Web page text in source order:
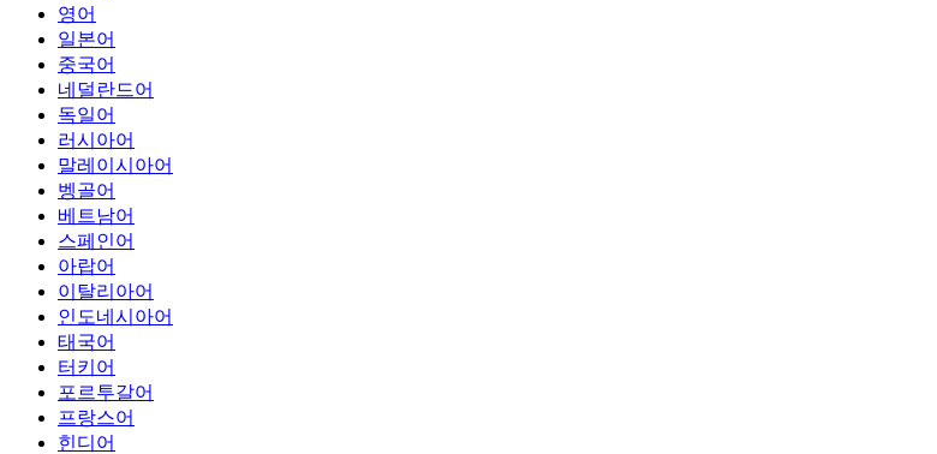
영어
일본어
중국어
네덜란드어
독일어
러시아어
말레이시아어
벵골어
베트남어
스페인어
아랍어
이탈리아어
인도네시아어
태국어
터키어
포르투갈어
프랑스어
힌디어